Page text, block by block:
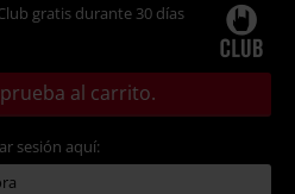
gratis durante 30 días
al carrito.
sesión aquí: